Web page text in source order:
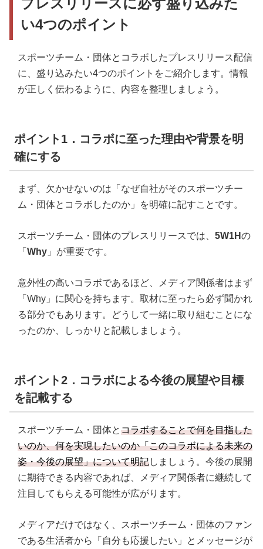
プレスリリースに必ず盛り込みた
い4つのポイント
スポーツチーム・団体とコラボしたプレスリリース配信
に、盛り込みたい4つのポイントをご紹介します。情報
が正しく伝わるように、内容を整理しましょう。
ポイント1．コラボに至った理由や背景を明
確にする
まず、欠かせないのは「なぜ自社がそのスポーツチー
ム・団体とコラボしたのか」を明確に記すことです。
スポーツチーム・団体のプレスリリースでは、 5W1Hの
「 Why 」が重要です。
意外性の高いコラボであるほど、メディア関係者はまず
「Why」に関心を持ちます。取材に至ったら必ず聞かれ
る部分でもあります。どうして一緒に取り組むことにな
ったのか、しっかりと記載しましょう。
ポイント2．コラボによる今後の展望や目標
を記載する
スポーツチーム・団体とコラボすることで何を目指した
いのか、何を実現したいのか「このコラボによる未来の
姿・今後の展望」について明記しましょう。今後の展開
に期待できる内容であれば、メディア関係者に継続して
注目してもらえる可能性が広がります。
メディアだけではなく、スポーツチーム・団体のファン
である生活者から「自分も応援したい」とメッセージが